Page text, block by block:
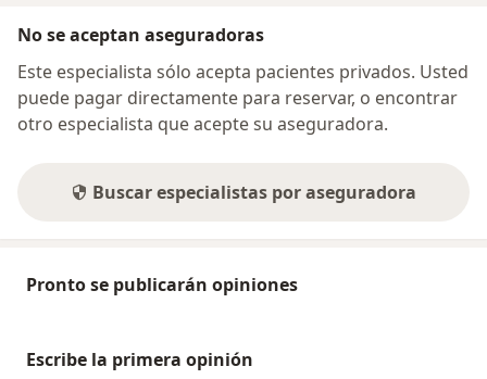
No se aceptan aseguradoras
Este especialista sólo acepta pacientes privados. Usted
puede pagar directamente para reservar, o encontrar
otro especialista que acepte su aseguradora.
Buscar especialistas por aseguradora
Pronto se publicarán opiniones
Escribe la primera opinión